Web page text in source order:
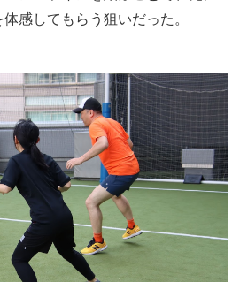
感してもらう狙いだった。